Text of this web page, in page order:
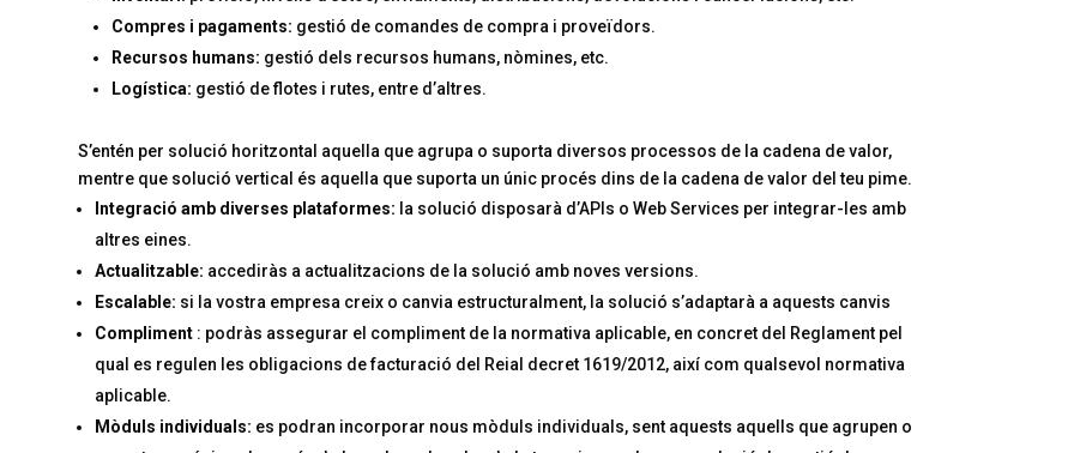
Compres i pagaments: gestió de comandes de compra i proveïdors.
Recursos humans: gestió dels recursos humans, nòmines, etc.
Logística: gestió de flotes i rutes, entre d’altres.
S’entén per solució horitzontal aquella que agrupa o suporta diversos processos de la cadena de valor,
mentre que solució vertical és aquella que suporta un únic procés dins de la cadena de valor del teu pime.
Integració amb diverses plataformes: la solució disposarà d’APIs o Web Services per integrar-les amb
altres eines.
Actualitzable: accediràs a actualitzacions de la solució amb noves versions.
Escalable: si la vostra empresa creix o canvia estructuralment, la solució s’adaptarà a aquests canvis
Compliment: podràs assegurar el compliment de la normativa aplicable, en concret del Reglament pel
qual es regulen les obligacions de facturació del Reial decret 1619/2012, així com qualsevol normativa
aplicable.
Mòduls individuals: es podran incorporar nous mòduls individuals, sent aquests aquells que agrupen o